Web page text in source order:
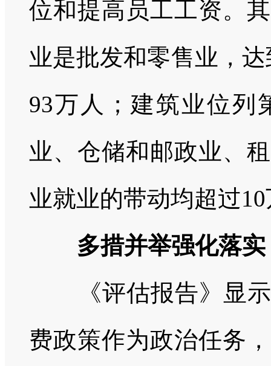
位和提高员工工资。
业是批发和零售业，达
93万人；建筑业位列
业、仓储和邮政业、
业就业的带动均超过10
多措并举强化落实
《评估报告》显示
费政策作为政治任务